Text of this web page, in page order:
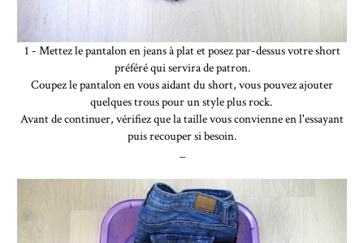
1 - Mettez le pantalon en jeans à plat et posez par-dessus votre short
préféré qui servira de patron.
Coupez le pantalon en vous aidant du short, vous pouvez ajouter
quelques trous pour un style plus rock.
Avant de continuer, vérifiez que la taille vous convienne en l'essayant
puis recouper si besoin.